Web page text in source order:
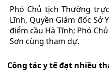
Phó Chủ tịch Thường
Lĩnh, Quyền Giám đốc Sở
điểm cầu Hà Tĩnh; Phó
Sơn cùng tham dự.
Công tác y tế đạt nhiều